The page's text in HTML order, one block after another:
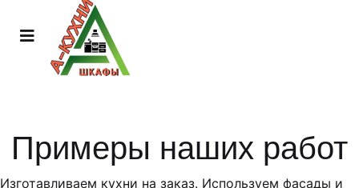
Примеры наших работ
Изготавливаем кухни на заказ. Используем фасады и